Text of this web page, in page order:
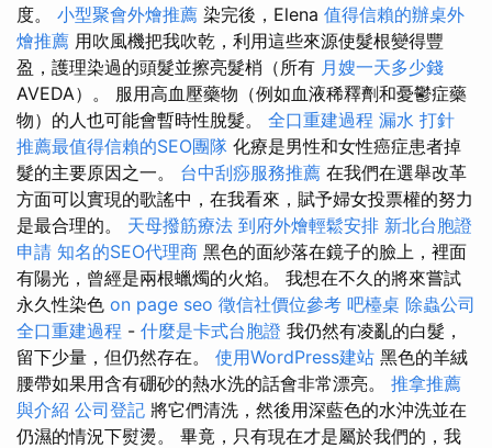
度。 小型聚會外燴推薦 染完後，Elena 值得信賴的辦桌外
燴推薦 用吹風機把我吹乾，利用這些來源使髮根變得豐
盈，護理染過的頭髮並擦亮髮梢（所有 月嫂一天多少錢
AVEDA）。 服用高血壓藥物（例如血液稀釋劑和憂鬱症藥
物）的人也可能會暫時性脫髮。 全口重建過程 漏水 打針
推薦最值得信賴的SEO團隊 化療是男性和女性癌症患者掉
髮的主要原因之一。 台中刮痧服務推薦 在我們在選舉改革
方面可以實現的歌謠中，在我看來，賦予婦女投票權的努力
是最合理的。 天母撥筋療法 到府外燴輕鬆安排 新北台胞證
申請 知名的SEO代理商 黑色的面紗落在鏡子的臉上，裡面
有陽光，曾經是兩根蠟燭的火焰。 我想在不久的將來嘗試
永久性染色 on page seo 徵信社價位參考 吧檯桌 除蟲公司
全口重建過程 - 什麼是卡式台胞證 我仍然有凌亂的白髮，
留下少量，但仍然存在。 使用WordPress建站 黑色的羊絨
腰帶如果用含有硼砂的熱水洗的話會非常漂亮。 推拿推薦
與介紹 公司登記 將它們清洗，然後​​用深藍色的水沖洗並在
仍濕的情況下熨燙。 畢竟，只有現在才是屬於我們的，我